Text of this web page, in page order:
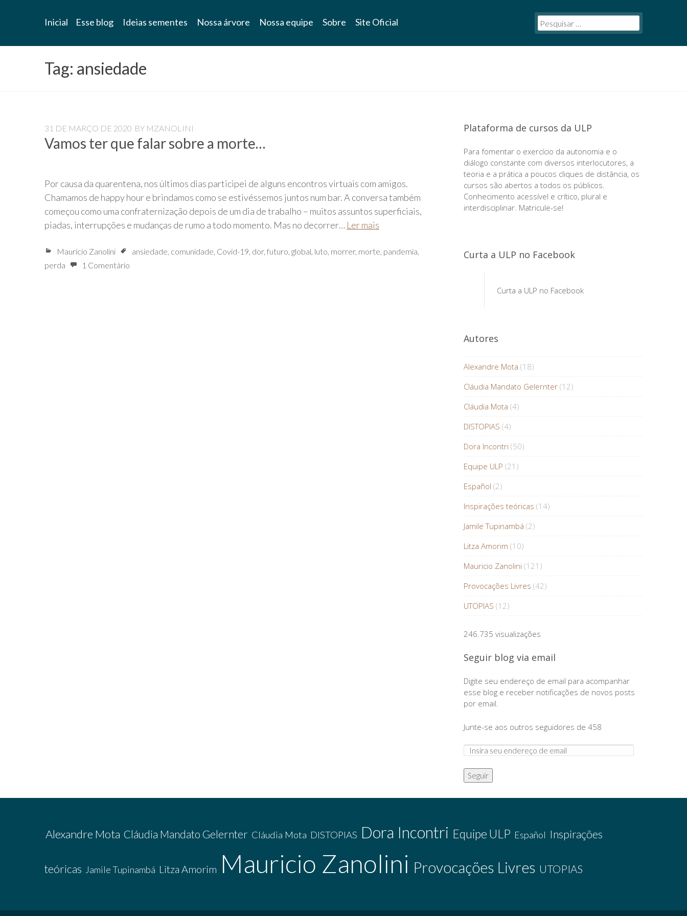
Blog
Universidade
Livre
Pampédia
Inicial Esse blog Ideias sementes Nossa árvore Nossa equipe Sobre Site Oficial
Tag: ansiedade
31 DE MARÇO DE 2020 BY MZANOLINI
Vamos ter que falar sobre a morte…
Por causa da quarentena, nos últimos dias participei de alguns encontros virtuais com amigos.
Chamamos de happy hour e brindamos como se estivéssemos juntos num bar. A conversa também
começou como uma confraternização depois de um dia de trabalho – muitos assuntos superficiais,
piadas, interrupções e mudanças de rumo a todo momento. Mas no decorrer… Ler mais
Mauricio Zanolini ansiedade, comunidade, Covid-19, dor, futuro, global, luto, morrer, morte, pandemia,
perda
1 Comentário
Plataforma de cursos da ULP
Para fomentar o exercício da autonomia e o
diálogo constante com diversos interlocutores, a
teoria e a prática a poucos cliques de distância, os
cursos são abertos a todos os públicos.
Conhecimento acessível e crítico, plural e
interdisciplinar. Matricule-se!
Curta a ULP no Facebook
Curta a ULP no Facebook
Autores
Alexandre Mota (18)
Cláudia Mandato Gelernter (12)
Cláudia Mota (4)
DISTOPIAS (4)
Dora Incontri (50)
Equipe ULP (21)
Español (2)
Inspirações teóricas (14)
Jamile Tupinambá (2)
Litza Amorim (10)
Mauricio Zanolini (121)
Provocações Livres (42)
UTOPIAS (12)
246.735 visualizações
Seguir blog via email
Digite seu endereço de email para acompanhar
esse blog e receber notificações de novos posts
por email.
Junte-se aos outros seguidores de 458
Seguir
Alexandre Mota Cláudia Mandato Gelernter Cláudia Mota DISTOPIAS Dora Incontri Equipe ULP Español Inspirações
teóricas Jamile Tupinambá Litza Amorim Mauricio Zanolini Provocações Livres UTOPIAS